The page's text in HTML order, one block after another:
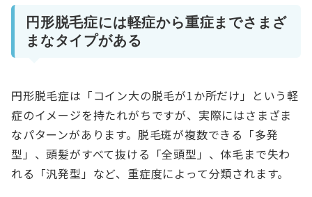
円形脱毛症には軽症から重症までさまざ
まなタイプがある
円形脱毛症は「コイン大の脱毛が1か所だけ」という軽
症のイメージを持たれがちですが、実際にはさまざま
なパターンがあります。脱毛斑が複数できる「多発
型」、頭髪がすべて抜ける「全頭型」、体毛まで失わ
れる「汎発型」など、重症度によって分類されます。